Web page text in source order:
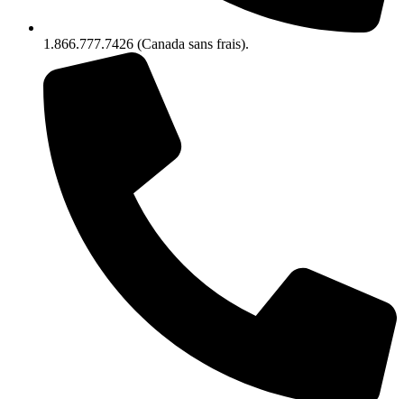
1.866.777.7426 (Canada sans frais).